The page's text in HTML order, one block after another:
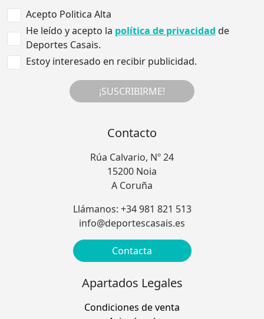
Acepto Politica Alta
He leído y acepto la política de privacidad de
Deportes Casais.
Estoy interesado en recibir publicidad.
¡SUSCRIBIRME!
Contacto
Rúa Calvario, Nº 24
15200 Noia
A Coruña
Llámanos: +34 981 821 513
info@deportescasais.es
Contacta
Apartados Legales
Condiciones de venta